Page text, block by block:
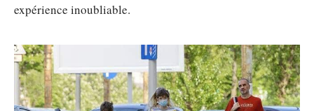
expérience inoubliable.